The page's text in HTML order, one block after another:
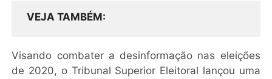
VEJA TAMBÉM
Visando combater a desinformação nas eleições
de 2020, o Tribunal Superior Eleitoral lançou uma